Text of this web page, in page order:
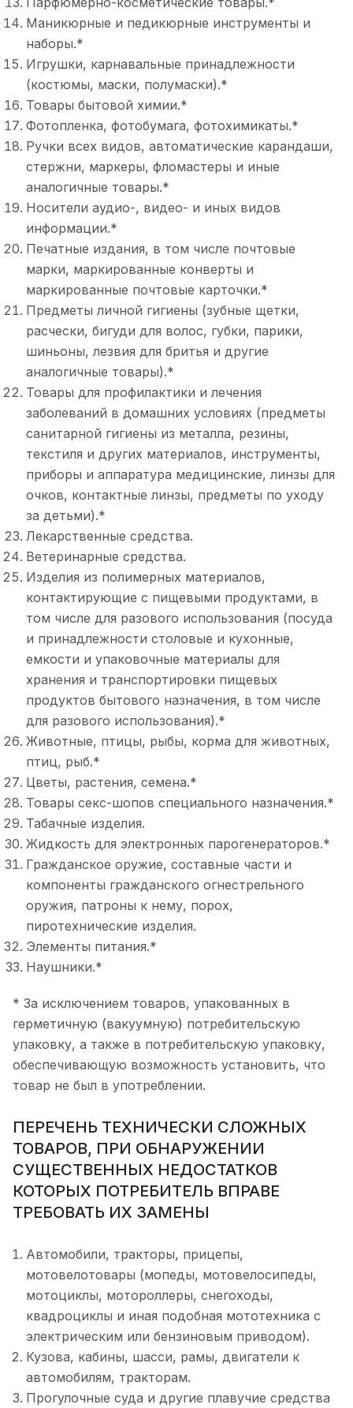
Маникюрные и педикюрные инструменты и
наборы.*
Игрушки, карнавальные принадлежности
(костюмы, маски, полумаски).*
Товары бытовой химии.*
Фотопленка, фотобумага, фотохимикаты.*
Ручки всех видов, автоматические карандаши,
стержни, маркеры, фломастеры и иные
аналогичные товары.*
Носители аудио-, видео- и иных видов
информации.*
Печатные издания, в том числе почтовые
марки, маркированные конверты и
маркированные почтовые карточки.*
Предметы личной гигиены (зубные щетки,
расчески, бигуди для волос, губки, парики,
шиньоны, лезвия для бритья и другие
аналогичные товары).*
Товары для профилактики и лечения
заболеваний в домашних условиях (предметы
санитарной гигиены из металла, резины,
текстиля и других материалов, инструменты,
приборы и аппаратура медицинские, линзы для
очков, контактные линзы, предметы по уходу
за детьми).*
Лекарственные средства.
Ветеринарные средства.
Изделия из полимерных материалов,
контактирующие с пищевыми продуктами, в
том числе для разового использования (посуда
и принадлежности столовые и кухонные,
емкости и упаковочные материалы для
хранения и транспортировки пищевых
продуктов бытового назначения, в том числе
для разового использования).*
Животные, птицы, рыбы, корма для животных,
птиц, рыб.*
Цветы, растения, семена.*
Товары секс-шопов специального назначения.*
Табачные изделия.
Жидкость для электронных парогенераторов.*
Гражданское оружие, составные части и
компоненты гражданского огнестрельного
оружия, патроны к нему, порох,
пиротехнические изделия.
Элементы питания.*
Наушники.*
* За исключением товаров, упакованных в
герметичную (вакуумную) потребительскую
упаковку, а также в потребительскую упаковку,
обеспечивающую возможность установить, что
товар не был в употреблении.
ПЕРЕЧЕНЬ ТЕХНИЧЕСКИ СЛОЖНЫХ
ТОВАРОВ, ПРИ ОБНАРУЖЕНИИ
СУЩЕСТВЕННЫХ НЕДОСТАТКОВ
КОТОРЫХ ПОТРЕБИТЕЛЬ ВПРАВЕ
ТРЕБОВАТЬ ИХ ЗАМЕНЫ
Автомобили, тракторы, прицепы,
мотовелотовары (мопеды, мотовелосипеды,
мотоциклы, мотороллеры, снегоходы,
квадроциклы и иная подобная мототехника с
электрическим или бензиновым приводом).
Кузова, кабины, шасси, рамы, двигатели к
автомобилям, тракторам.
Прогулочные суда и другие плавучие средства